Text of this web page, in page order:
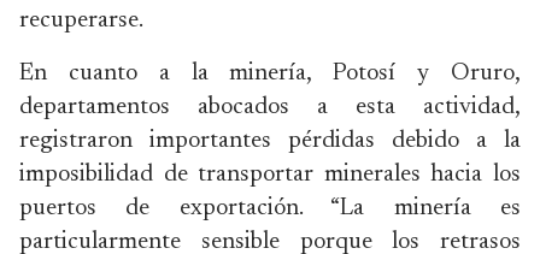
recuperarse.
En cuanto a la minería, Potosí y Oruro,
departamentos abocados a esta actividad,
registraron importantes pérdidas debido a la
imposibilidad de transportar minerales hacia los
puertos de exportación. “La minería es
particularmente sensible porque los retrasos